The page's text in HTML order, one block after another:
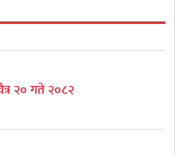
२० गते २०८२